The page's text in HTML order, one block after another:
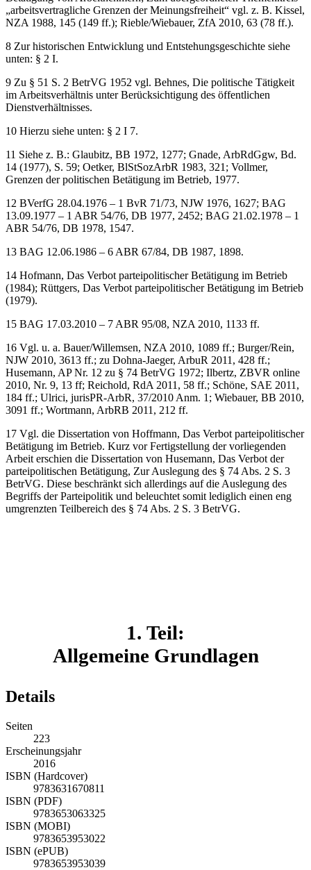
Betätigung von Arbeitnehmern; Zum übergeordneten Themenkreis
„arbeitsvertragliche Grenzen der Meinungsfreiheit“ vgl. z. B. Kissel,
8 Zur historischen Entwicklung und Entstehungsgeschichte siehe
9 Zu § 51 S. 2 BetrVG 1952 vgl. Behnes, Die politische Tätigkeit
im Arbeitsverhältnis unter Berücksichtigung des öffentlichen
11 Siehe z. B.: Glaubitz, BB 1972, 1277; Gnade, ArbRdGgw, Bd.
14 (1977), S. 59; Oetker, BlStSozArbR 1983, 321; Vollmer,
12 BVerfG 28.04.1976 – 1 BvR 71/73, NJW 1976, 1627; BAG
13.09.1977 – 1 ABR 54/76, DB 1977, 2452; BAG 21.02.1978 – 1
14 Hofmann, Das Verbot parteipolitischer Betätigung im Betrieb
(1984); Rüttgers, Das Verbot parteipolitischer Betätigung im Betrieb
16 Vgl. u. a. Bauer/Willemsen, NZA 2010, 1089 ff.; Burger/Rein,
NJW 2010, 3613 ff.; zu Dohna-Jaeger, ArbuR 2011, 428 ff.;
Husemann, AP Nr. 12 zu § 74 BetrVG 1972; Ilbertz, ZBVR online
2010, Nr. 9, 13 ff; Reichold, RdA 2011, 58 ff.; Schöne, SAE 2011,
184 ff.; Ulrici, jurisPR-ArbR, 37/2010 Anm. 1; Wiebauer, BB 2010,
17 Vgl. die Dissertation von Hoffmann, Das Verbot parteipolitischer
Betätigung im Betrieb. Kurz vor Fertigstellung der vorliegenden
Arbeit erschien die Dissertation von Husemann, Das Verbot der
parteipolitischen Betätigung, Zur Auslegung des § 74 Abs. 2 S. 3
BetrVG. Diese beschränkt sich allerdings auf die Auslegung des
Begriffs der Parteipolitik und beleuchtet somit lediglich einen eng
1. Teil:
Allgemeine Grundlagen
223
Erscheinungsjahr
2016
ISBN (Hardcover)
9783631670811
ISBN (PDF)
9783653063325
ISBN (MOBI)
9783653953022
ISBN (ePUB)